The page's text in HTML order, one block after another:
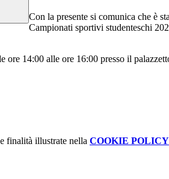
Con la presente si comunica che è
Campionati sportivi studenteschi
14:00 alle ore 16:00 presso il
finalità illustrate nella COOKIE POLICY